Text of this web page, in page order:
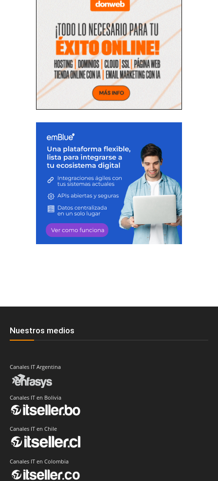
Nuestros medios
Canales IT Argentina
Canales IT en Bolivia
Canales IT en Chile
Canales IT en Colombia